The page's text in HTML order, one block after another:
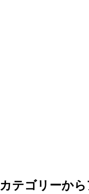
カテゴリーか